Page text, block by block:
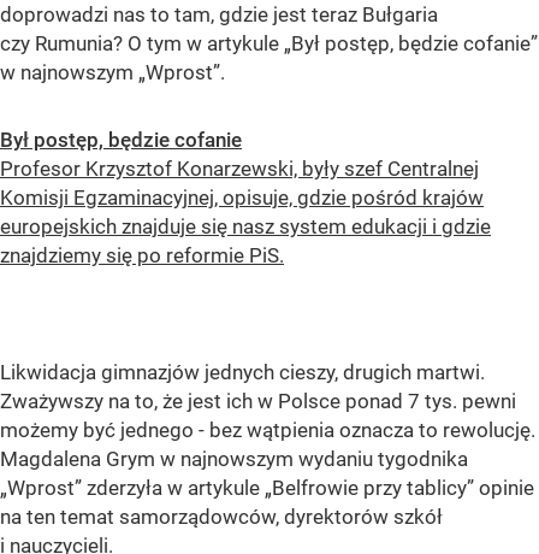
doprowadzi nas to tam, gdzie jest teraz Bułgaria
czy Rumunia? O tym w artykule „Był postęp, będzie cofanie”
w najnowszym „Wprost”.
Był postęp, będzie cofanie
Profesor Krzysztof Konarzewski, były szef Centralnej
Komisji Egzaminacyjnej, opisuje, gdzie pośród krajów
europejskich znajduje się nasz system edukacji i gdzie
znajdziemy się po reformie PiS.
Likwidacja gimnazjów jednych cieszy, drugich martwi.
Zważywszy na to, że jest ich w Polsce ponad 7 tys. pewni
możemy być jednego - bez wątpienia oznacza to rewolucję.
Magdalena Grym w najnowszym wydaniu tygodnika
„Wprost” zderzyła w artykule „Belfrowie przy tablicy” opinie
na ten temat samorządowców, dyrektorów szkół
i nauczycieli.